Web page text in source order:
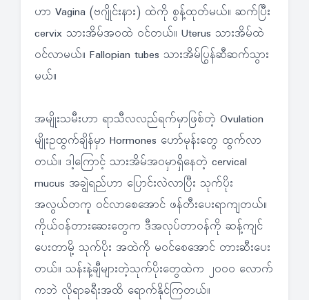
ဟာ Vagina (ဗဂျိုင်းနား) ထဲကို စွန့်ထုတ်မယ်။ ဆက်ပြီး
cervix သားအိမ်အဝထဲ ဝင်တယ်။ Uterus သားအိမ်ထဲ
ဝင်လာမယ်။ Fallopian tubes သားအိမ်ပြွန်ဆီဆက်သွား
မယ်။
အမျိုးသမီးဟာ ရာသီလလည်ရက်မှာဖြစ်တဲ့ Ovulation
မျိုးဥထွက်ချိန်မှာ Hormones ဟော်မုန်းတွေ ထွက်လာ
တယ်။ ဒါ့ကြောင့် သားအိမ်အဝမှာရှိနေတဲ့ cervical
mucus အချွဲရည်ဟာ ပြောင်းလဲလာပြီး သုက်ပိုး
အလွယ်တကူ ဝင်လာစေအောင် ဖန်တီးပေးရာကျတယ်။
ကိုယ်ဝန်တားဆေးတွေက ဒီအလုပ်တာဝန်ကို ဆန့်ကျင်
ပေးတာမို့ သုက်ပိုး အထဲကို မဝင်စေအောင် တားဆီးပေး
တယ်။ သန်းနဲ့ချီများတဲ့သုက်ပိုးတွေထဲက ၂ဝဝဝ လောက်
ကဘဲ လိုရာခရီးအထိ ရောက်နိုင်ကြတယ်။